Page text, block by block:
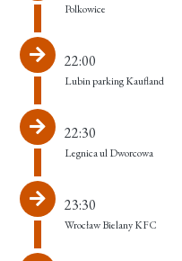
Polkowice
22:00
Lubin parking Kaufland
22:30
Legnica ul Dworcowa
23:30
Wrocław Bielany KFC